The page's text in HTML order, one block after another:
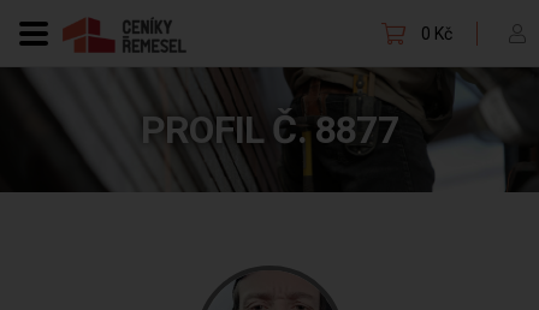
0 Kč
PROFIL Č. 8877